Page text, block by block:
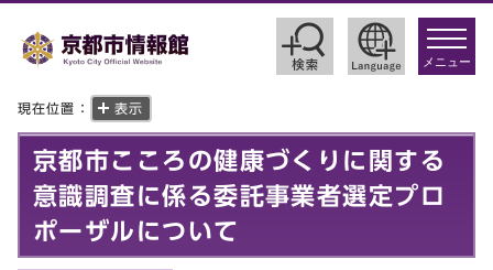
toggle
メニュー
現在位置： 表示
京都市こころの健康づくりに関する
意識調査に係る委託事業者選定プロ
ポーザルについて